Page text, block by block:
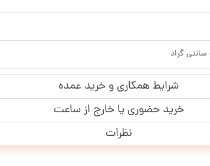
گراد
شرایط همکاری و خرید عمده
خرید حضوری یا خارج از ساعت
نظرات